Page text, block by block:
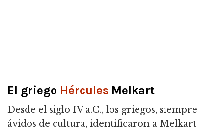
El griego Hércules Melkart
Desde el siglo IV a.C., los griegos, siempre
ávidos de cultura, identificaron a Melkart